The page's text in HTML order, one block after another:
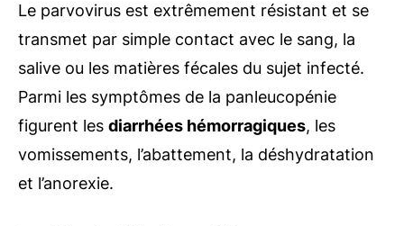
Le parvovirus est extrêmement résistant et se
transmet par simple contact avec le sang, la
salive ou les matières fécales du sujet infecté.
Parmi les symptômes de la panleucopénie
figurent les diarrhées hémorragiques, les
vomissements, l’abattement, la déshydratation
et l’anorexie.